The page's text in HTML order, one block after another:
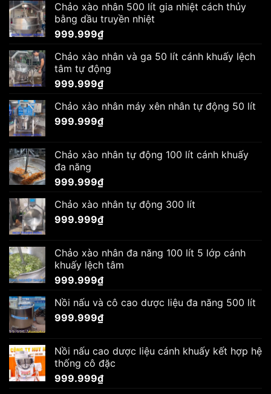
Chảo xào nhân 500 lít gia nhiệt cách thủy
bằng dầu truyền nhiệt
999.999₫
Chảo xào nhân và ga 50 lít cánh khuấy lệch
tâm tự động
999.999₫
Chảo xào nhân máy xên nhân tự động 50 lít
999.999₫
Chảo xào nhân tự động 100 lít cánh khuấy
đa năng
999.999₫
Chảo xào nhân tự động 300 lít
999.999₫
Chảo xào nhân đa năng 100 lít 5 lớp cánh
khuấy lệch tâm
999.999₫
Nồi nấu và cô cao dược liệu đa năng 500 lít
999.999₫
Nồi nấu cao dược liệu cánh khuấy kết hợp hệ
thống cô đặc
999.999₫